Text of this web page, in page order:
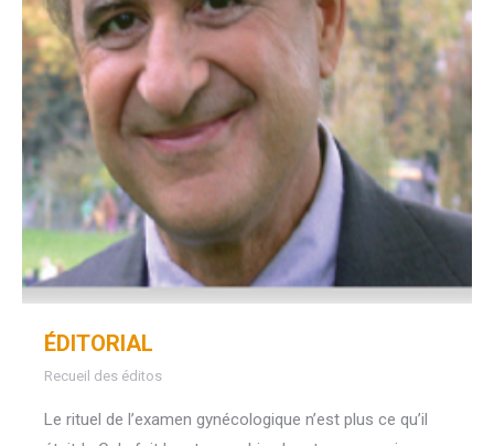
ÉDITORIAL
Recueil des éditos
Le rituel de l’examen gynécologique n’est plus ce qu’il